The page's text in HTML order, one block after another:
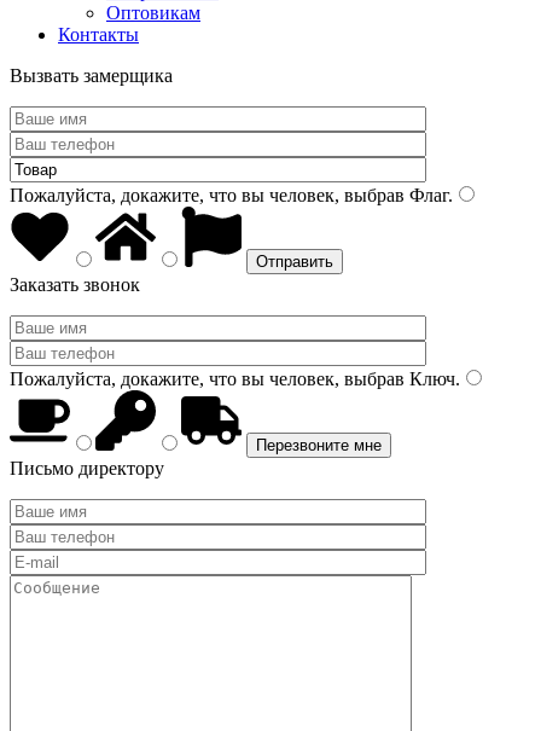
Оптовикам
Контакты
Вызвать замерщика
Пожалуйста, докажите, что вы человек, выбрав Флаг.
Заказать звонок
Пожалуйста, докажите, что вы человек, выбрав Ключ.
Письмо директору